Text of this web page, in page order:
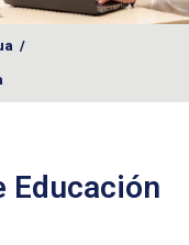
/
Educación